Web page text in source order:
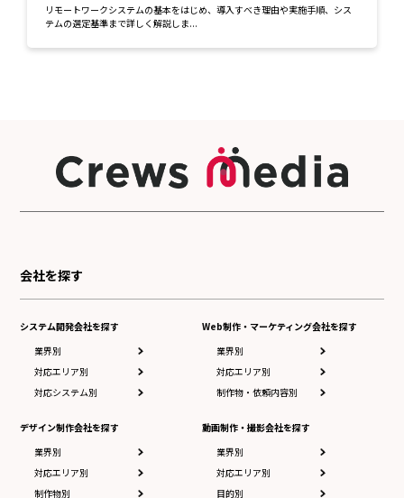
リモートワークシステムの基本をはじめ、導入すべき理由や実施手順、シス
テムの選定基準まで詳しく解説しま...
会社を探す
システム開発会社を探す
業界別
対応エリア別
対応システム別
デザイン制作会社を探す
業界別
対応エリア別
制作物別
Web制作・マーケティング会社を探す
業界別
対応エリア別
制作物・依頼内容別
動画制作・撮影会社を探す
業界別
対応エリア別
目的別